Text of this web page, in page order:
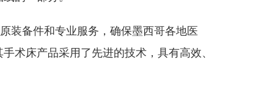
装备件和专业服务，确保墨西哥各地医
术床产品采用了先进的技术，具有高效、